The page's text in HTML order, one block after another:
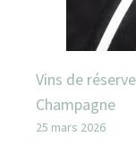
Vins de
Champagne
25 mars 2026